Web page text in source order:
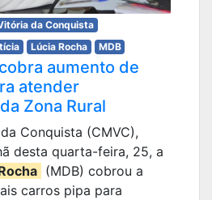
da Conquista
Lúcia Rocha MDB
cobra aumento de
atender
Zona Rural
Conquista (CMVC),
desta quarta-feira, 25, a
(MDB) cobrou a
carros pipa para